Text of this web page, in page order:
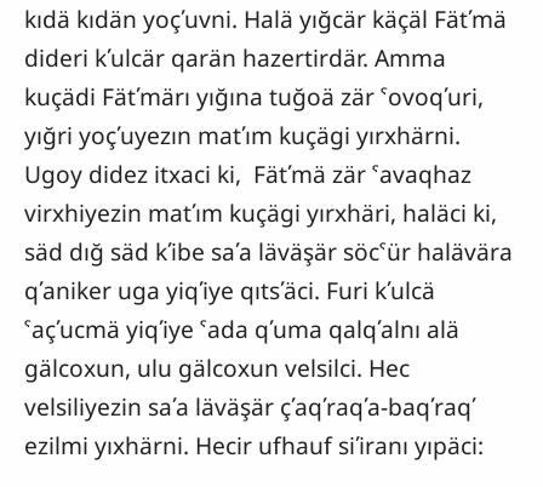
kıdä kıdän yoçʹuvni. Halä yığcär käçäl Fätʹmä
dideri kʹulcär qarän hazertirdär. Amma
kuçädi Fätʹmärı yığına tuğoä zär ˁovoqʹuri,
yığri yoçʹuyezın matʹım kuçägi yırxhärni.
Ugoy didez itxaci ki, Fätʹmä zär ˁavaqhaz
virxhiyezin matʹım kuçägi yırxhäri, haläci ki,
säd dığ säd kʹibe saʹa läväşär söcˁür halävära
qʹaniker uga yiqʹiye qıtsʹäci. Furi kʹulcä
ˁaçʹucmä yiqʹiye ˁada qʹuma qalqʹalnı alä
gälcoxun, ulu gälcoxun velsilci. Hec
velsiliyezin saʹa läväşär çʹaqʹraqʹa-baqʹraqʹ
ezilmi yıxhärni. Hecir ufhauf siʹiranı yıpäci: